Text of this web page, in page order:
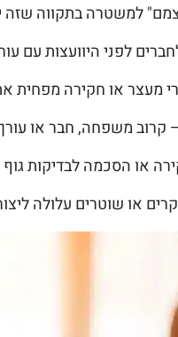
למשטרה בתקווה שזה
לפני היוועצות עם
מעצר או חקירה
משפחה, חבר או עורך
או הסכמה לבדיקות
או שוטרים עלולה